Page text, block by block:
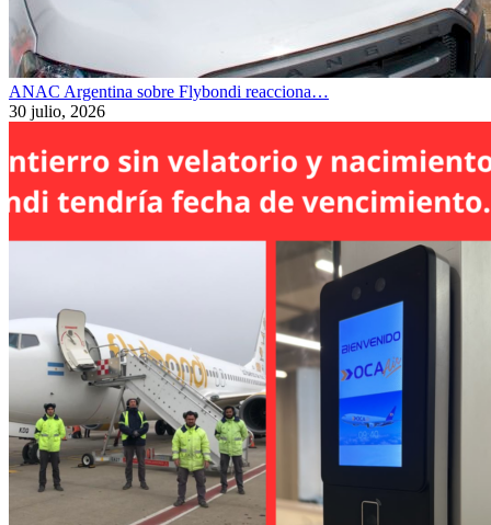
ANAC Argentina sobre Flybondi reacciona…
30 julio, 2026